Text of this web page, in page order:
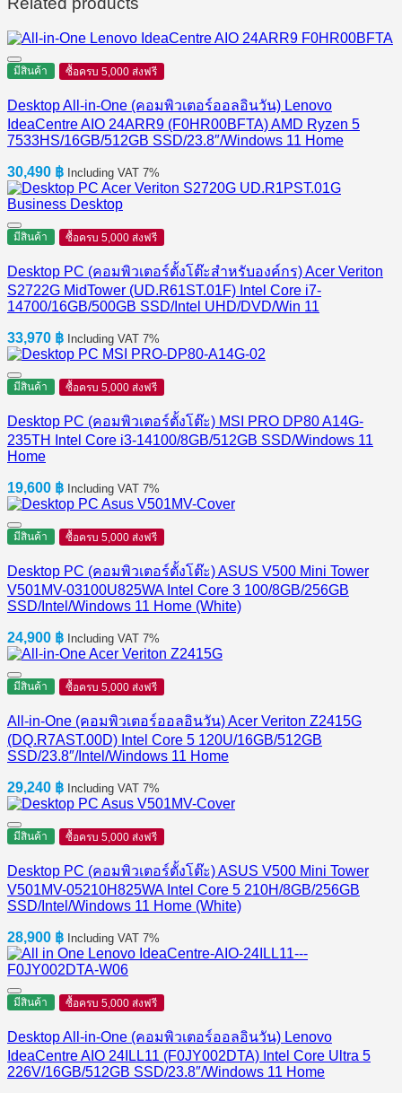
มีสินค้า ซื้อครบ 5,000 ส่งฟรี
Desktop All-in-One (คอมพิวเตอร์ออลอินวัน) Lenovo
IdeaCentre AIO 24ARR9 (F0HR00BFTA) AMD Ryzen 5
7533HS/16GB/512GB SSD/23.8″/Windows 11 Home
30,490 ฿ Including VAT 7%
มีสินค้า ซื้อครบ 5,000 ส่งฟรี
Desktop PC (คอมพิวเตอร์ตั้งโต๊ะสำหรับองค์กร) Acer Veriton
S2722G MidTower (UD.R61ST.01F) Intel Core i7-
14700/16GB/500GB SSD/Intel UHD/DVD/Win 11
33,970 ฿ Including VAT 7%
มีสินค้า ซื้อครบ 5,000 ส่งฟรี
Desktop PC (คอมพิวเตอร์ตั้งโต๊ะ) MSI PRO DP80 A14G-
235TH Intel Core i3-14100/8GB/512GB SSD/Windows 11
Home
19,600 ฿ Including VAT 7%
มีสินค้า ซื้อครบ 5,000 ส่งฟรี
Desktop PC (คอมพิวเตอร์ตั้งโต๊ะ) ASUS V500 Mini Tower
V501MV-03100U825WA Intel Core 3 100/8GB/256GB
SSD/Intel/Windows 11 Home (White)
24,900 ฿ Including VAT 7%
มีสินค้า ซื้อครบ 5,000 ส่งฟรี
All-in-One (คอมพิวเตอร์ออลอินวัน) Acer Veriton Z2415G
(DQ.R7AST.00D) Intel Core 5 120U/16GB/512GB
SSD/23.8″/Intel/Windows 11 Home
29,240 ฿ Including VAT 7%
มีสินค้า ซื้อครบ 5,000 ส่งฟรี
Desktop PC (คอมพิวเตอร์ตั้งโต๊ะ) ASUS V500 Mini Tower
V501MV-05210H825WA Intel Core 5 210H/8GB/256GB
SSD/Intel/Windows 11 Home (White)
28,900 ฿ Including VAT 7%
มีสินค้า ซื้อครบ 5,000 ส่งฟรี
Desktop All-in-One (คอมพิวเตอร์ออลอินวัน) Lenovo
IdeaCentre AIO 24ILL11 (F0JY002DTA) Intel Core Ultra 5
226V/16GB/512GB SSD/23.8″/Windows 11 Home